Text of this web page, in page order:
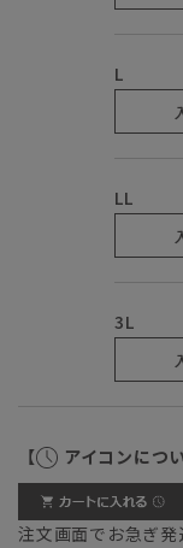
L
LL
3L
【 アイコンについ
注文画面でお急ぎ発